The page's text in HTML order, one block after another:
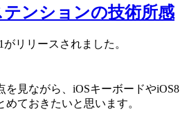
ンションの技術所感
がリリースされました。
を見ながら、iOSキーボードやiOS8
ておきたいと思います。